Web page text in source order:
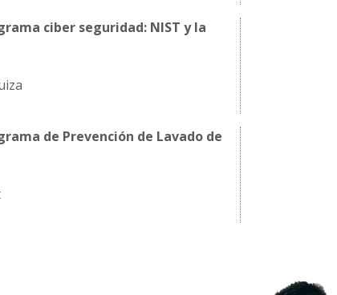
ciber seguridad: NIST y la
de Prevención de Lavado de